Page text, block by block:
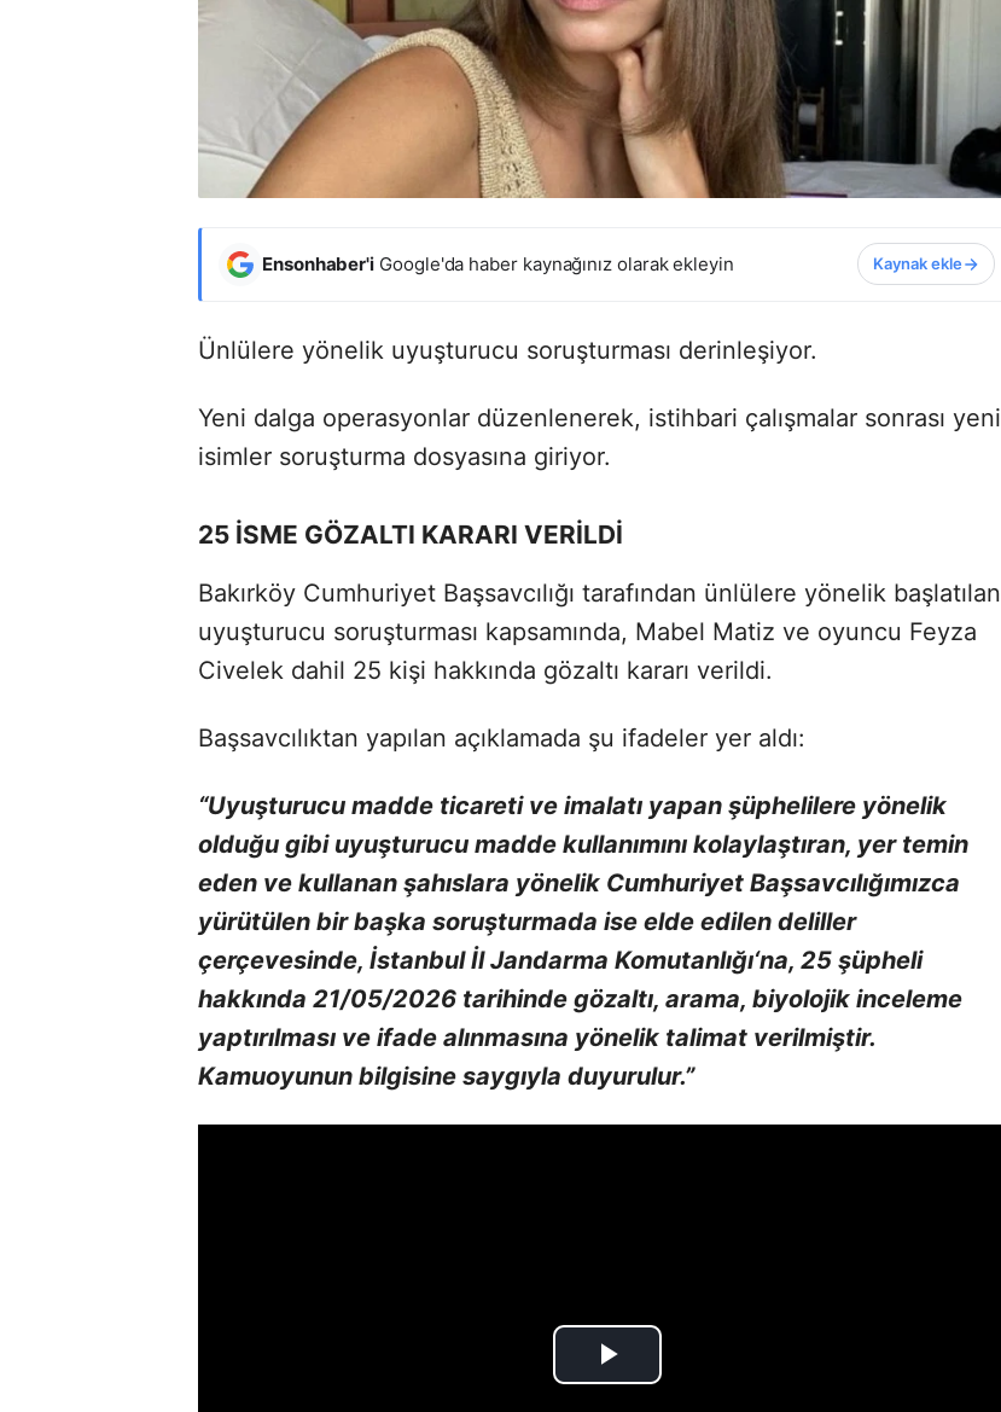
Ensonhaber'i Google'da haber kaynağınız olarak ekleyin Kaynak ekle
Ünlülere yönelik uyuşturucu soruşturması derinleşiyor.
Yeni dalga operasyonlar düzenlenerek, istihbari çalışmalar sonrası yeni
isimler soruşturma dosyasına giriyor.
25 İSME GÖZALTI KARARI VERİLDİ
Bakırköy Cumhuriyet Başsavcılığı tarafından ünlülere yönelik başlatılan
uyuşturucu soruşturması kapsamında, Mabel Matiz ve oyuncu Feyza
Civelek dahil 25 kişi hakkında gözaltı kararı verildi.
Başsavcılıktan yapılan açıklamada şu ifadeler yer aldı:
“Uyuşturucu madde ticareti ve imalatı yapan şüphelilere yönelik
olduğu gibi uyuşturucu madde kullanımını kolaylaştıran, yer temin
eden ve kullanan şahıslara yönelik Cumhuriyet Başsavcılığımızca
yürütülen bir başka soruşturmada ise elde edilen deliller
çerçevesinde, İstanbul İl Jandarma Komutanlığı‘na, 25 şüpheli
hakkında 21/05/2026 tarihinde gözaltı, arama, biyolojik inceleme
yaptırılması ve ifade alınmasına yönelik talimat verilmiştir.
Kamuoyunun bilgisine saygıyla duyurulur.”